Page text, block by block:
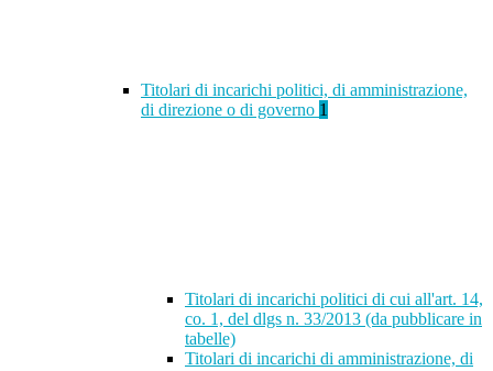
Titolari di incarichi politici, di amministrazione,
di direzione o di governo 1
Titolari di incarichi politici di cui all'art. 14,
co. 1, del dlgs n. 33/2013 (da pubblicare in
tabelle)
Titolari di incarichi di amministrazione, di